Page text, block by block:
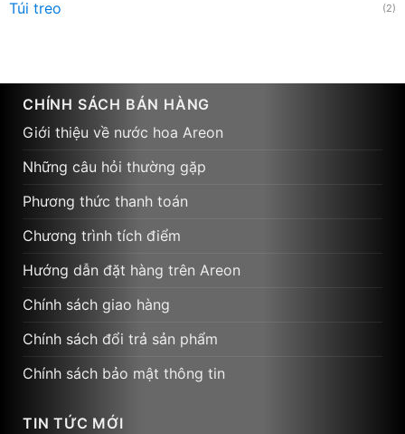
Túi treo (2)
CHÍNH SÁCH BÁN HÀNG
Giới thiệu về nước hoa Areon
Những câu hỏi thường gặp
Phương thức thanh toán
Chương trình tích điểm
Hướng dẫn đặt hàng trên Areon
Chính sách giao hàng
Chính sách đổi trả sản phẩm
Chính sách bảo mật thông tin
TIN TỨC MỚI